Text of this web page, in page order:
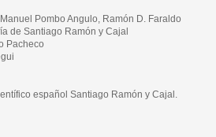
Pombo Angulo, Ramón D. Faraldo
de Santiago Ramón y Cajal
Pacheco
español Santiago Ramón y Cajal.